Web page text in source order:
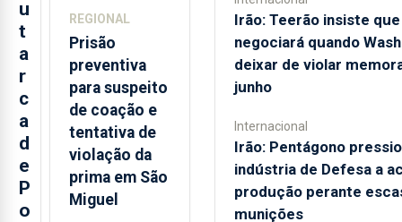
u
t
a
r
c
a
d
e
P
o
REGIONAL
Prisão
preventiva
para suspeito
de coação e
tentativa de
violação da
prima em São
Miguel
Irão: Teerão insiste
negociará quando
deixar de violar
junho
Internacional
Irão: Pentágono
indústria de Defesa a
produção perante
munições